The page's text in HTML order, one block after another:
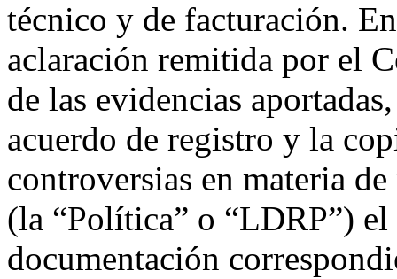
técnico y de facturación.
aclaración remitida por el
de las evidencias
acuerdo de registro y la
controversias en materia
(la “Política” o “LDRP”)
documentación